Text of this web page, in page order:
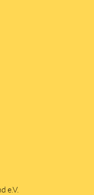
e.V.